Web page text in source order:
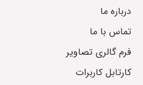
درباره ما
تماس با ما
فرم گالری تصاویر
کارتابل کاربرات